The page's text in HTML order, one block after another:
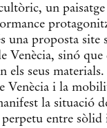
un
una proposta site
Venècia, sinó
els seus
Venècia i la
la situació
entre sòlid